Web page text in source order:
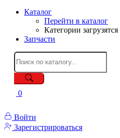
Каталог
Перейти в каталог
Категории
Запчасти
0
Войти
Зарегистрироваться